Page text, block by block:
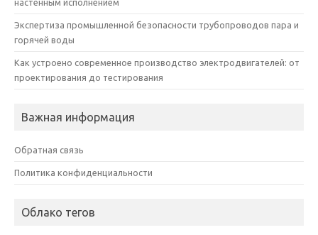
Экспертиза промышленной безопасности трубопроводов пара и
горячей воды
Как устроено современное производство электродвигателей: от
проектирования до тестирования
Важная информация
Обратная связь
Политика конфиденциальности
Облако тегов